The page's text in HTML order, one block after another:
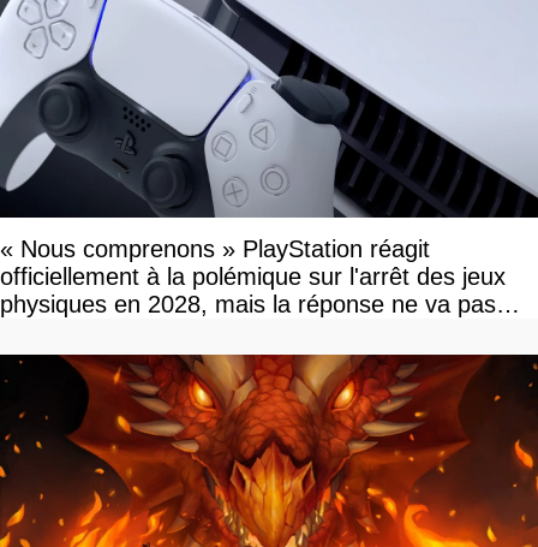
« Nous comprenons » PlayStation réagit
officiellement à la polémique sur l'arrêt des jeux
physiques en 2028, mais la réponse ne va pas